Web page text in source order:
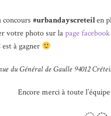
#urbandayscreteilen
votre photo sur lapage
à gagner
du Général de Gaulle 94012
Encore merci à toute